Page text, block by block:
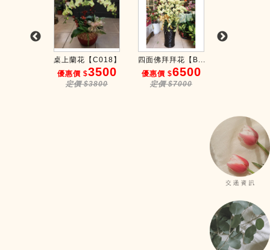
桌上蘭花【C018】
優惠價 $3500
定價 $3800
四面佛拜拜花【B...
優惠價 $6500
定價 $7000